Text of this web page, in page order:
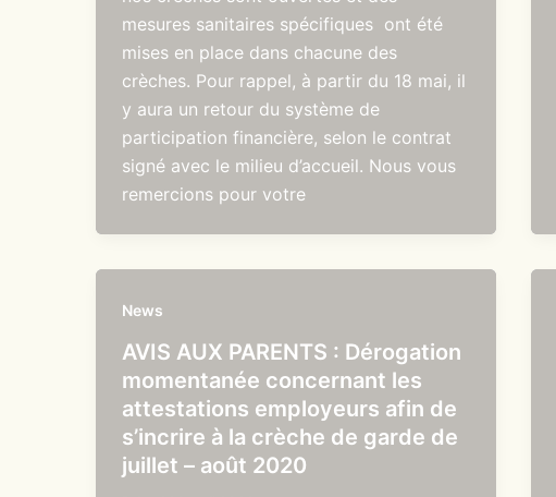
mesures sanitaires spécifiques ont été
mises en place dans chacune des
crèches. Pour rappel, à partir du 18 mai, il
y aura un retour du système de
participation financière, selon le contrat
signé avec le milieu d’accueil. Nous vous
remercions pour votre
News
AVIS AUX PARENTS : Dérogation
momentanée concernant les
attestations employeurs afin de
s’incrire à la crèche de garde de
juillet – août 2020